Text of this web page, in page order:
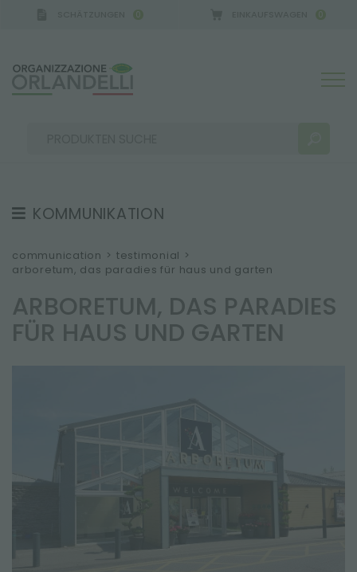
0 0
MEHR ERGEBNISSE FÜR SIE:
KOMMUNIKATION
TESTIMONIAL
NEWS
VIDEO
KATALOGE
communication > testimonial >
arboretum, das paradies für haus und garten
ARBORETUM, DAS PARADIES
FÜR HAUS UND GARTEN